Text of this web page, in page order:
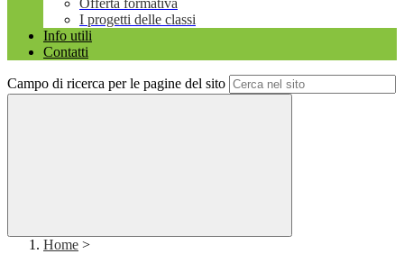
Offerta formativa
I progetti delle classi
Info utili
Contatti
Campo di ricerca per le pagine del sito
Home >